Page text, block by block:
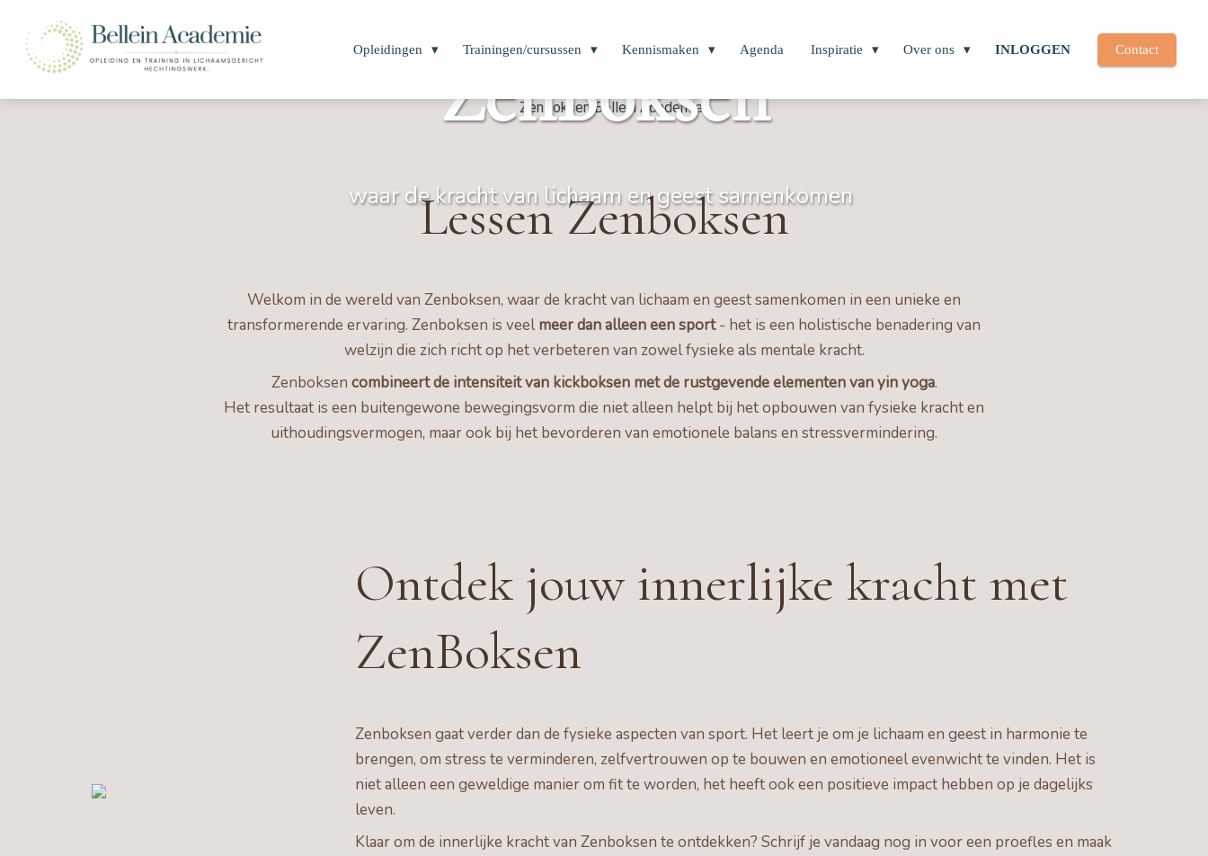
Opleidingen Trainingen/cursussen Kennismaken Agenda Inspiratie Over ons INLOGGEN Contact
ZenBoksen
waar de kracht van lichaam en geest samenkomen
Lessen Zenboksen
Welkom in de wereld van Zenboksen, waar de kracht van lichaam en geest samenkomen in een unieke en
transformerende ervaring. Zenboksen is veelmeer dan alleen een sport- het is een holistische benadering van
welzijn die zich richt op het verbeteren van zowel fysieke als mentale kracht.
Zenboksen combineert de intensiteit van kickboksen met de rustgevende elementen van yin yoga.
Het resultaat is een buitengewone bewegingsvorm die niet alleen helpt bij het opbouwen van fysieke kracht en
uithoudingsvermogen, maar ook bij het bevorderen van emotionele balans en stressvermindering.
Ontdek jouw innerlijke kracht met
ZenBoksen
Zenboksen gaat verder dan de fysieke aspecten van sport. Het leert je om je lichaam en geest in harmonie te
brengen, om stress te verminderen, zelfvertrouwen op te bouwen en emotioneel evenwicht te vinden. Het is
niet alleen een geweldige manier om fit te worden, het heeft ook een positieve impact hebben op je dagelijks
leven.
Klaar om de innerlijke kracht van Zenboksen te ontdekken? Schrijf je vandaag nog in voor een proefles en maak